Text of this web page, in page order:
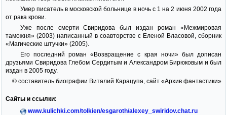
Умер писатель в московской больнице в ночь с 1 на 2 июня 2002 года
от рака крови.
Уже после смерти Свиридова был издан роман «Межмировая
таможня» (2003) написанный в соавторстве с Еленой Власовой, сборник
«Магические штучки» (2005).
Его последний роман «Возвращение с края ночи» был дописан
друзьями Свиридова Глебом Сердитым и Александром Бирюковым и был
издан в 2005 году.
© составитель биографии Виталий Карацупа, сайт «Архив фантастики»
Сайты и ссылки:
www.kulichki.com/tolkien/esgaroth/alexey_swiridov.chat.ru